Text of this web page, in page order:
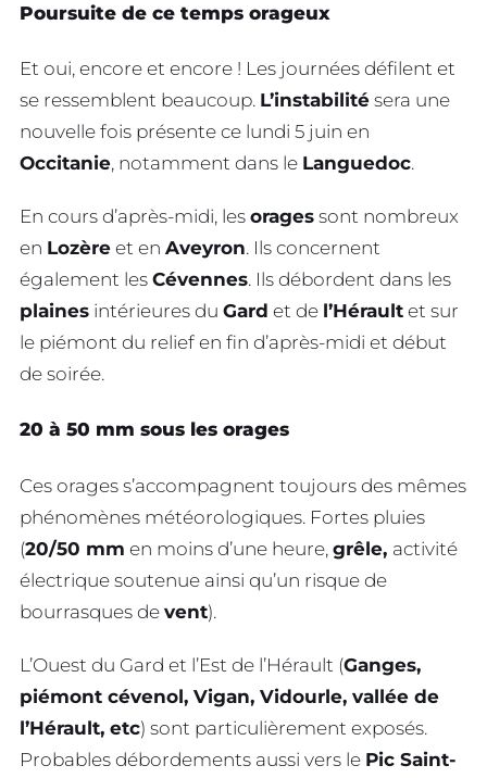
Poursuite de ce temps orageux
Et oui, encore et encore ! Les journées défilent et
se ressemblent beaucoup. L’instabilité sera une
nouvelle fois présente ce lundi 5 juin en
Occitanie, notamment dans le Languedoc.
En cours d’après-midi, les orages sont nombreux
en Lozère et en Aveyron. Ils concernent
également les Cévennes. Ils débordent dans les
plaines intérieures du Gard et de l’Hérault et sur
le piémont du relief en fin d’après-midi et début
de soirée.
20 à 50 mm sous les orages
Ces orages s’accompagnent toujours des mêmes
phénomènes météorologiques. Fortes pluies
(20/50 mm en moins d’une heure, grêle, activité
électrique soutenue ainsi qu’un risque de
bourrasques de vent).
L’Ouest du Gard et l’Est de l’Hérault (Ganges,
piémont cévenol, Vigan, Vidourle, vallée de
l’Hérault, etc) sont particulièrement exposés.
Probables débordements aussi vers le Pic Saint-